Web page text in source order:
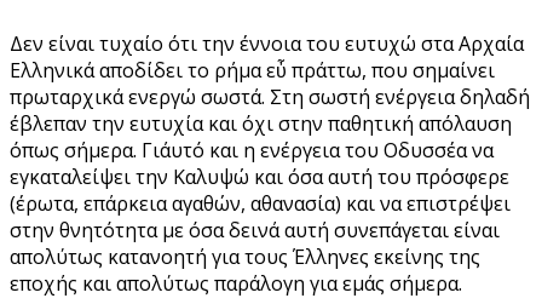
Δεν είναι τυχαίο ότι την έννοια του ευτυχώ στα Αρχαία
Ελληνικά αποδίδει το ρήμα εὖ πράττω, που σημαίνει
πρωταρχικά ενεργώ σωστά. Στη σωστή ενέργεια δηλαδή
έβλεπαν την ευτυχία και όχι στην παθητική απόλαυση
όπως σήμερα. Γι΄αυτό και η ενέργεια του Οδυσσέα να
εγκαταλείψει την Καλυψώ και όσα αυτή του πρόσφερε
(έρωτα, επάρκεια αγαθών, αθανασία) και να επιστρέψει
στην θνητότητα με όσα δεινά αυτή συνεπάγεται είναι
απολύτως κατανοητή για τους Έλληνες εκείνης της
εποχής και απολύτως παράλογη για εμάς σήμερα.